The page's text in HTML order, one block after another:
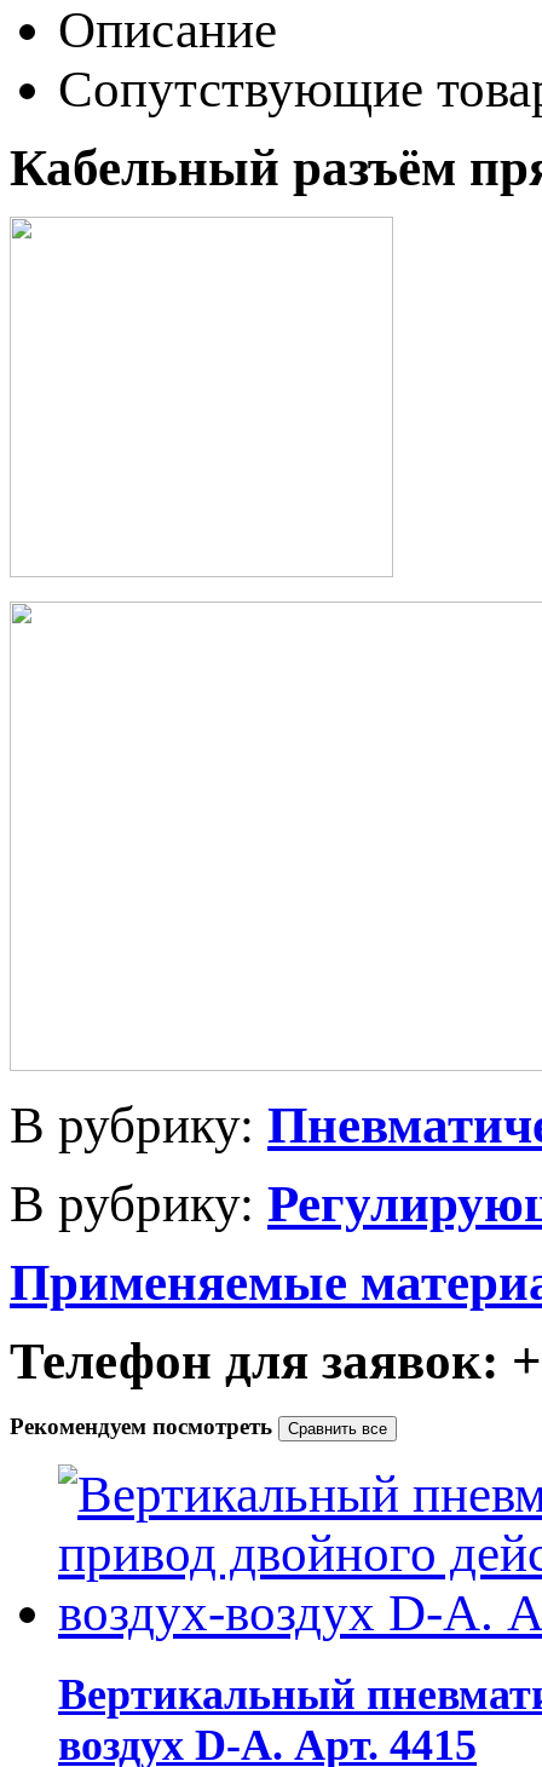
Описание
Сопутствующие
Кабельный разъём
В рубрику:
В рубрику:
Применяемые
Телефон для заявок:
Рекомендуем посмотреть
Вертикальный
воздух D-A. Арт. 4415